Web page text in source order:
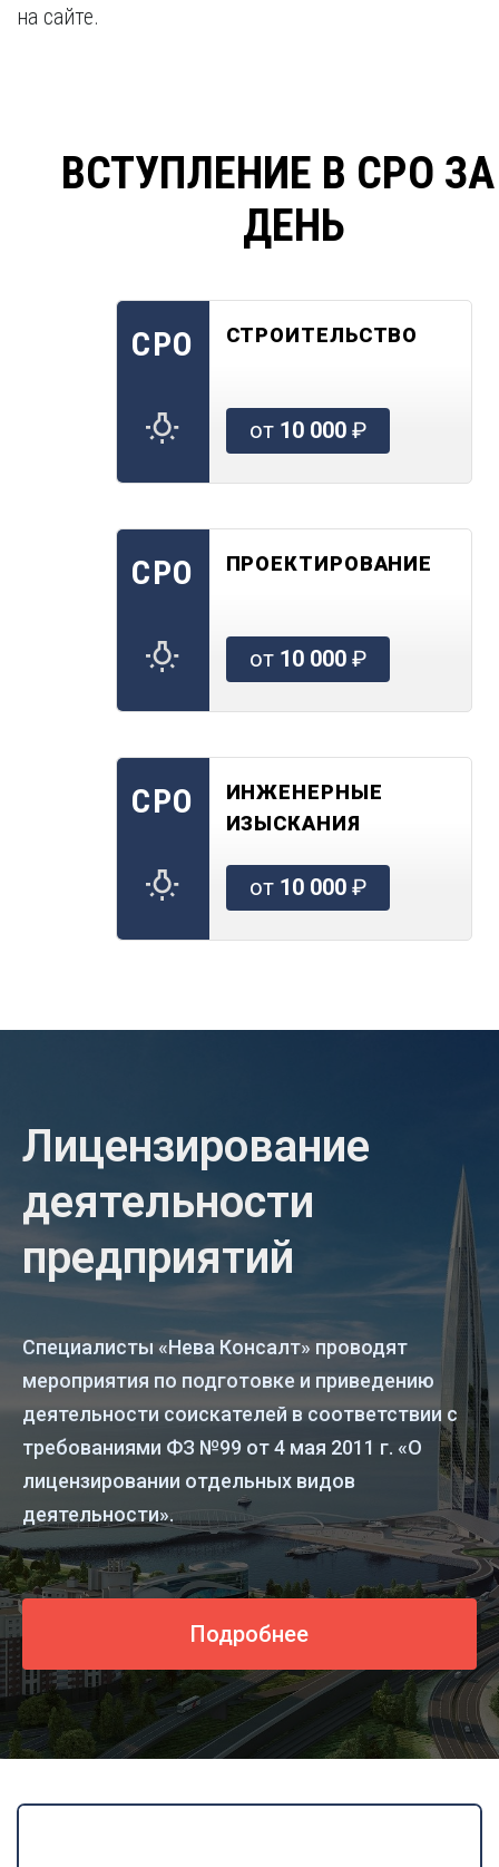
на сайте.
ВСТУПЛЕНИЕ В СРО
ДЕНЬ
СРО СТРОИТЕЛЬСТВО
от 10 000₽
СРО ПРОЕКТИРОВАНИЕ
от 10 000₽
СРО
ИНЖЕНЕРНЫЕ
ИЗЫСКАНИЯ
от 10 000₽
Лицензирование
деятельности
предприятий
Специалисты «Нева Консалт» проводят
мероприятия по подготовке и приведению
деятельности соискателей в соответствии с
требованиями ФЗ №99 от 4 мая 2011 г. «О
лицензировании отдельных видов
деятельности».
Подробнее